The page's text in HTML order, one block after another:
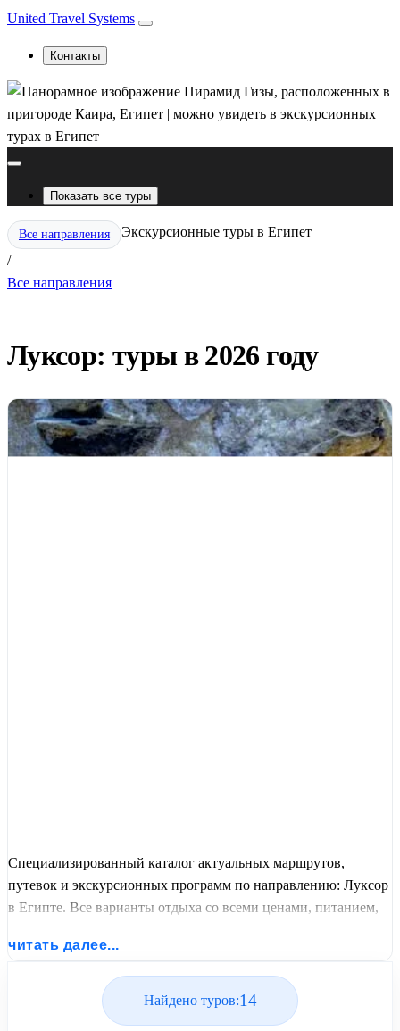
United Travel Systems
Контакты
Показать все туры
Все направления
/
Экскурсионные туры в Египет
Все направления
Луксор: туры в 2026 году
Специализированный каталог актуальных маршрутов,
путевок и экскурсионных программ по направлению: Луксор
в Египте. Все варианты отдыха со всеми ценами, питанием,
заездов от United Travel Systems.
читать далее...
Найдено туров:14